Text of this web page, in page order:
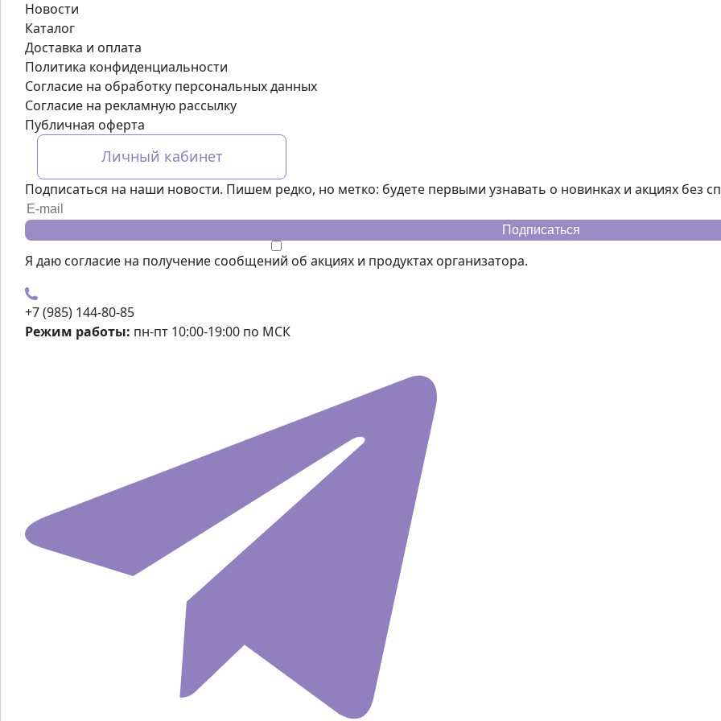
Новости
Каталог
Доставка и оплата
Политика конфиденциальности
Согласие на обработку персональных данных
Согласие на рекламную рассылку
Публичная оферта
Личный кабинет
Подписаться на наши новости. Пишем редко, но метко: будете первыми узнавать о новинках и акциях без
Я даю согласие на получение сообщений об акциях и продуктах организатора.
+7 (985) 144-80-85
Режим работы: пн-пт 10:00-19:00 по МСК